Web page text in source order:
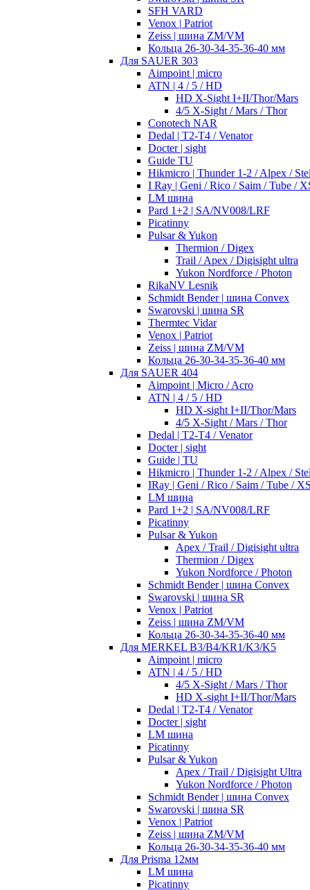
SFH VARD
Venox | Patriot
Zeiss | шина ZM/VM
Кольца 26-30-34-35-36-40 мм
Для SAUER 303
Aimpoint | micro
ATN | 4 / 5 / HD
HD X-Sight I+II/Thor/Mars
4/5 X-Sight / Mars / Thor
Conotech NAR
Dedal | T2-T4 / Venator
Docter | sight
Guide TU
Hikmicro | Thunder 1-2 / Alpex /
I Ray | Geni / Rico / Saim / Tube /
LM шина
Pard 1+2 | SA/NV008/LRF
Picatinny
Pulsar & Yukon
Thermion / Digex
Trail / Apex / Digisight ultra
Yukon Nordforce / Photon
RikaNV Lesnik
Schmidt Bender | шина Convex
Swarovski | шина SR
Thermtec Vidar
Venox | Patriot
Zeiss | шина ZM/VM
Кольца 26-30-34-35-36-40 мм
Для SAUER 404
Aimpoint | Micro / Acro
ATN | 4 / 5 / HD
HD X-sight I+II/Thor/Mars
4/5 X-Sight / Mars / Thor
Dedal | T2-T4 / Venator
Docter | sight
Guide | TU
Hikmicro | Thunder 1-2 / Alpex /
IRay | Geni / Rico / Saim / Tube /
LM шина
Pard 1+2 | SA/NV008/LRF
Picatinny
Pulsar & Yukon
Apex / Trail / Digisight ultra
Thermion / Digex
Yukon Nordforce / Photon
Schmidt Bender | шина Convex
Swarovski | шина SR
Venox | Patriot
Zeiss | шина ZM/VM
Кольца 26-30-34-35-36-40 мм
Для MERKEL B3/B4/KR1/K3/K5
Aimpoint | micro
ATN | 4 / 5 / HD
4/5 X-Sight / Mars / Thor
HD X-sight I+II/Thor/Mars
Dedal | T2-T4 / Venator
Docter | sight
LM шина
Picatinny
Pulsar & Yukon
Apex / Trail / Digisight Ultra
Yukon Nordforce / Photon
Schmidt Bender | шина Convex
Swarovski | шина SR
Venox | Patriot
Zeiss | шина ZM/VM
Кольца 26-30-34-35-36-40 мм
Для Prisma 12мм
LM шина
Picatinny